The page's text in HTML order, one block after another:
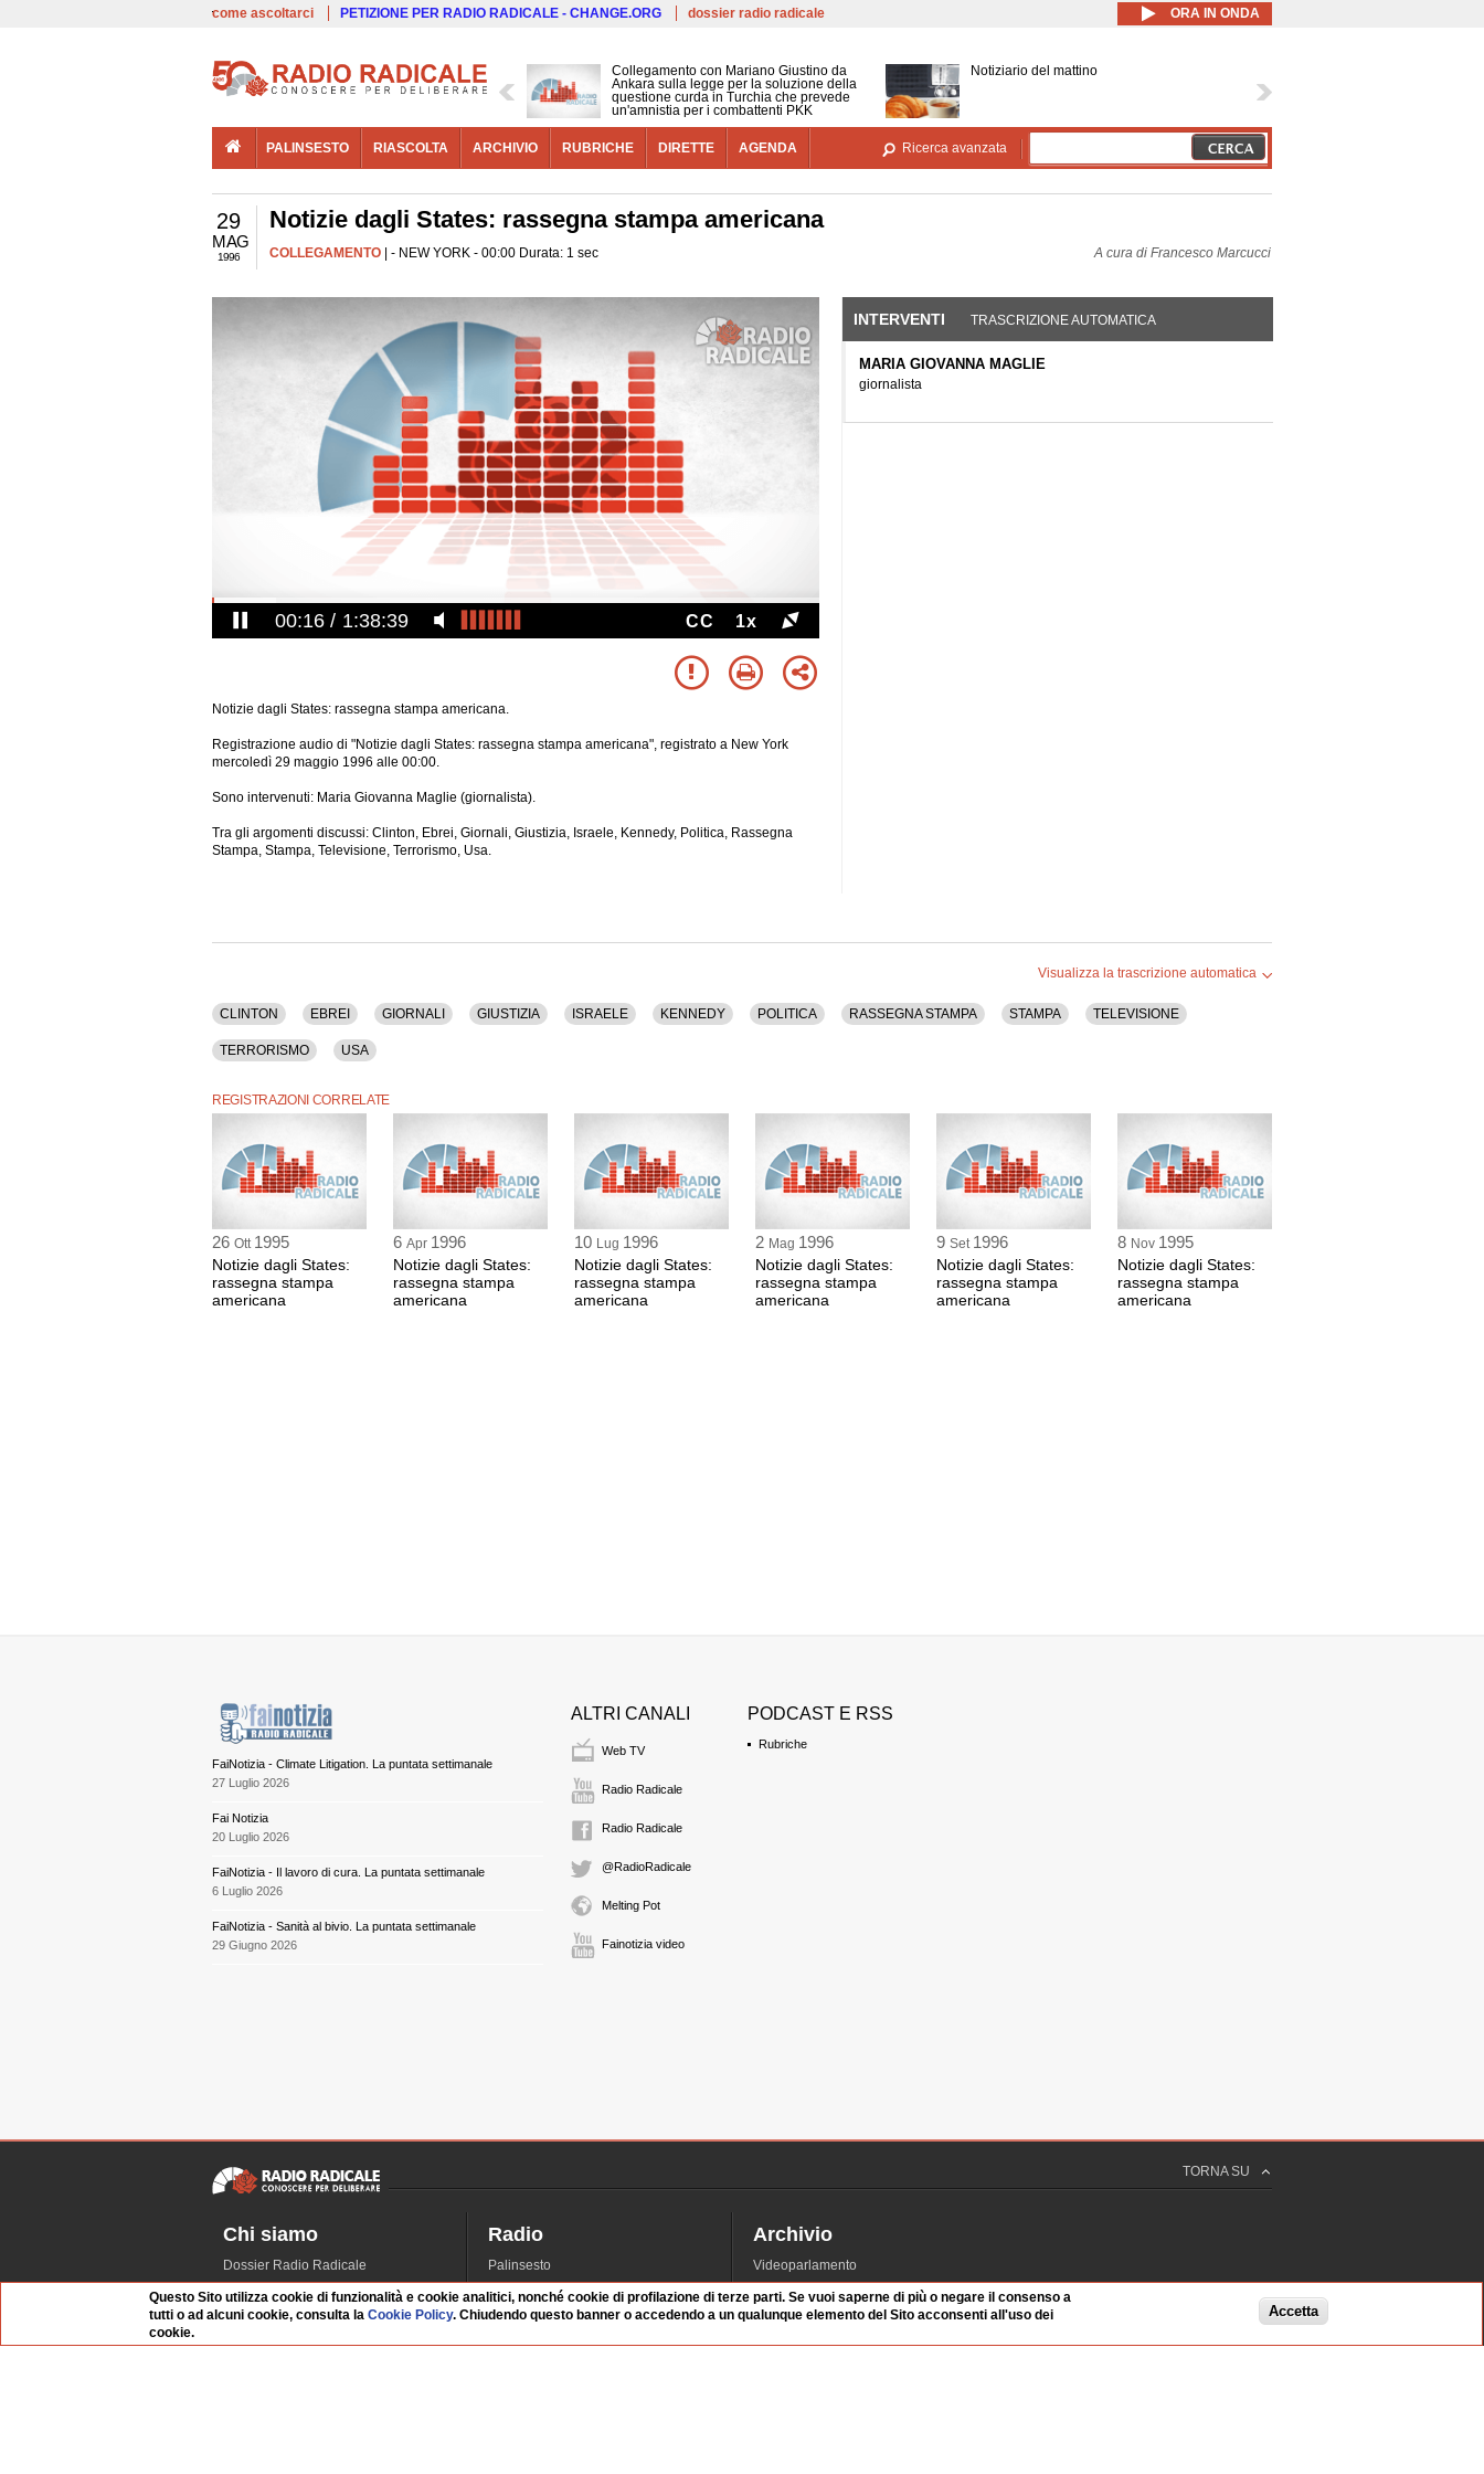
Salta al contenuto principale
come ascoltarci PETIZIONE PER RADIO RADICALE - CHANGE.ORG dossier radio radicale ORA IN ONDA
Collegamento con Mariano Giustino da
Ankara sulla legge per la soluzione della
questione curda in Turchia che prevede
un'amnistia per i combattenti PKK
Notiziario del mattino
PALINSESTO RIASCOLTA ARCHIVIO RUBRICHE DIRETTE AGENDA Ricerca avanzata
29
MAG
1996
Notizie dagli States: rassegna stampa americana
COLLEGAMENTO | - NEW YORK - 00:00 Durata: 1 sec A cura di Francesco Marcucci
00:16 1:38:39 CC 1x
Notizie dagli States: rassegna stampa americana.
Registrazione audio di "Notizie dagli States: rassegna stampa americana", registrato a New York
mercoledì 29 maggio 1996 alle 00:00.
Sono intervenuti: Maria Giovanna Maglie (giornalista).
Tra gli argomenti discussi: Clinton, Ebrei, Giornali, Giustizia, Israele, Kennedy, Politica, Rassegna
Stampa, Stampa, Televisione, Terrorismo, Usa.
INTERVENTI (SCHEDA ATTIVA)
TRASCRIZIONE AUTOMATICA
MARIA GIOVANNA MAGLIE
giornalista
Visualizza la trascrizione automatica
CLINTON EBREI GIORNALI GIUSTIZIA ISRAELE KENNEDY POLITICA RASSEGNA STAMPA STAMPA TELEVISIONE
TERRORISMO USA
REGISTRAZIONI CORRELATE
26 Ott 1995
Notizie dagli States:
rassegna stampa
americana
6 Apr 1996
Notizie dagli States:
rassegna stampa
americana
10 Lug 1996
Notizie dagli States:
rassegna stampa
americana
2 Mag 1996
Notizie dagli States:
rassegna stampa
americana
9 Set 1996
Notizie dagli States:
rassegna stampa
americana
8 Nov 1995
Notizie dagli States:
rassegna stampa
americana
FaiNotizia - Climate Litigation. La puntata settimanale
27 Luglio 2026
Fai Notizia
20 Luglio 2026
FaiNotizia - Il lavoro di cura. La puntata settimanale
6 Luglio 2026
FaiNotizia - Sanità al bivio. La puntata settimanale
29 Giugno 2026
ALTRI CANALI
Web TV
Radio Radicale
Radio Radicale
@RadioRadicale
Melting Pot
Fainotizia video
PODCAST E RSS
Rubriche
TORNA SU
Chi siamo
Dossier Radio Radicale
Questo sito
L'Archivio
Radio
Palinsesto
Riascolta
Dirette
Archivio
Videoparlamento
Istituzioni
Dibattiti
Questo Sito utilizza cookie di funzionalità e cookie analitici, nonché cookie di profilazione di terze parti. Se vuoi saperne di più o negare il consenso a
tutti o ad alcuni cookie, consulta laCookie Policy. Chiudendo questo banner o accedendo a un qualunque elemento del Sito acconsenti all'uso dei
cookie.
Accetta